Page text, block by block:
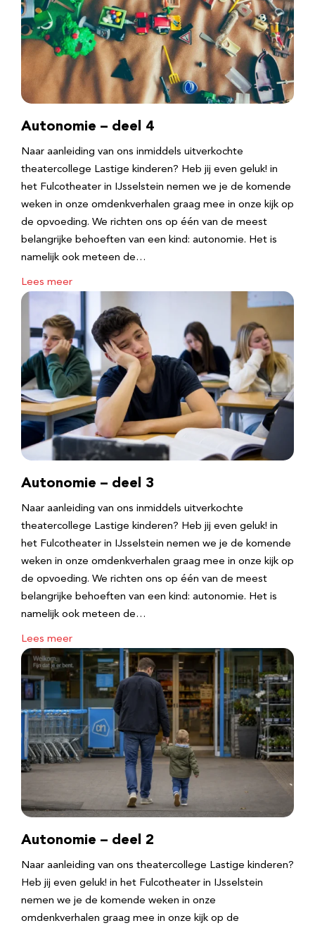
Autonomie – deel 4
Naar aanleiding van ons inmiddels uitverkochte
theatercollege Lastige kinderen? Heb jij even geluk! in
het Fulcotheater in IJsselstein nemen we je de komende
weken in onze omdenkverhalen graag mee in onze kijk op
de opvoeding. We richten ons op één van de meest
belangrijke behoeften van een kind: autonomie. Het is
namelijk ook meteen de…
Lees meer
Autonomie – deel 3
Naar aanleiding van ons inmiddels uitverkochte
theatercollege Lastige kinderen? Heb jij even geluk! in
het Fulcotheater in IJsselstein nemen we je de komende
weken in onze omdenkverhalen graag mee in onze kijk op
de opvoeding. We richten ons op één van de meest
belangrijke behoeften van een kind: autonomie. Het is
namelijk ook meteen de…
Lees meer
Autonomie – deel 2
Naar aanleiding van ons theatercollege Lastige kinderen?
Heb jij even geluk! in het Fulcotheater in IJsselstein
nemen we je de komende weken in onze
omdenkverhalen graag mee in onze kijk op de